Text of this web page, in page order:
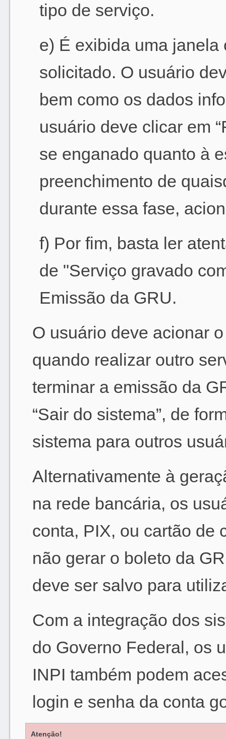
tipo de serviço.
e) É exibida uma
solicitado. O usuário
bem como os dados
usuário deve clicar em
se enganado quanto à
preenchimento de
durante essa fase,
f) Por fim, basta ler
de "Serviço gravado
Emissão da GRU.
O usuário deve acionar
quando realizar outro
terminar a emissão da
“Sair do sistema”, de
sistema para outros
Alternativamente à
na rede bancária, os
conta, PIX, ou cartão de
não gerar o boleto da
deve ser salvo para
Com a integração dos
do Governo Federal, os
INPI também podem
login e senha da conta
Atenção!